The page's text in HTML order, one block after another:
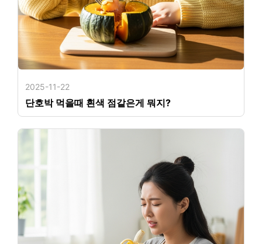
2025-11-22
단호박 먹을때 흰색 점같은게 뭐지?